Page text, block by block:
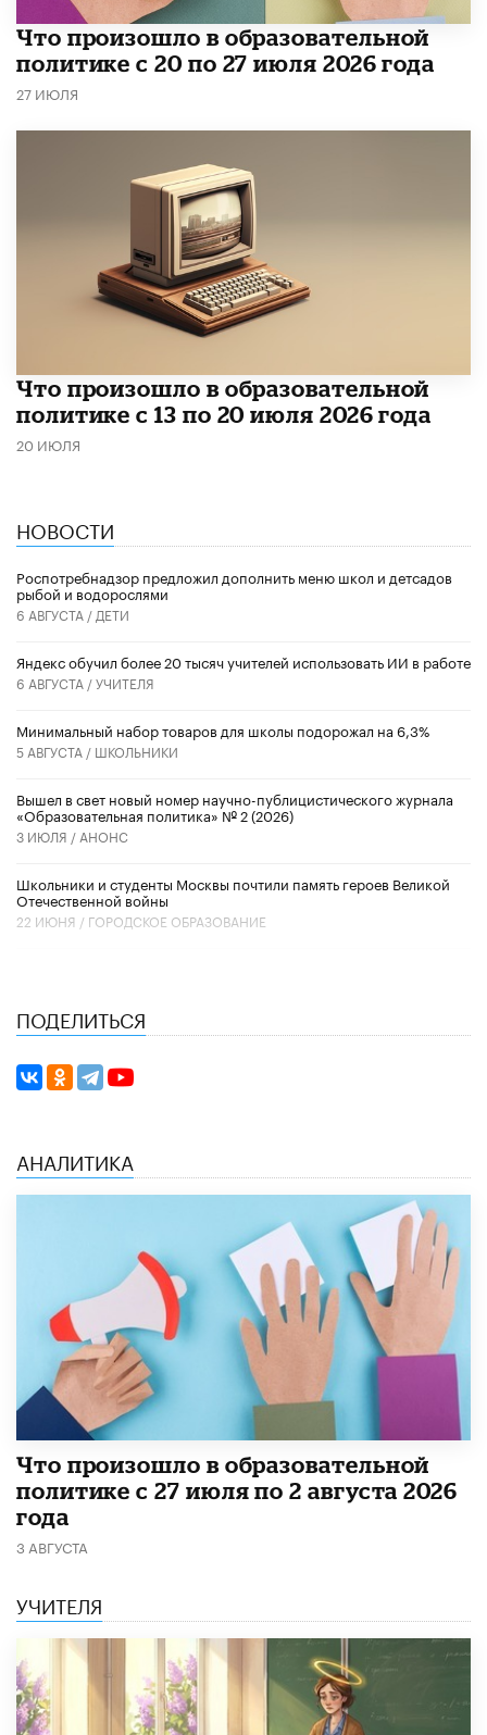
​Что произошло в образовательной
политике с 20 по 27 июля 2026 года
27 ИЮЛЯ
Что произошло в образовательной
политике с 13 по 20 июля 2026 года
20 ИЮЛЯ
НОВОСТИ
Роспотребнадзор предложил дополнить меню школ и детсадов
рыбой и водорослями
6 АВГУСТА / ДЕТИ
​Яндекс обучил более 20 тысяч учителей использовать ИИ в работе
6 АВГУСТА /УЧИТЕЛЯ
Минимальный набор товаров для школы подорожал на 6,3%
5 АВГУСТА / ШКОЛЬНИКИ
Вышел в свет новый номер научно-публицистического журнала
«Образовательная политика» № 2 (2026)
3 ИЮЛЯ / АНОНС
Школьники и студенты Москвы почтили память героев Великой
Отечественной войны
22 ИЮНЯ / ГОРОДСКОЕ ОБРАЗОВАНИЕ
ПОДЕЛИТЬСЯ
АНАЛИТИКА
​Что произошло в образовательной
политике с 27 июля по 2 августа 2026
года
3 АВГУСТА
УЧИТЕЛЯ